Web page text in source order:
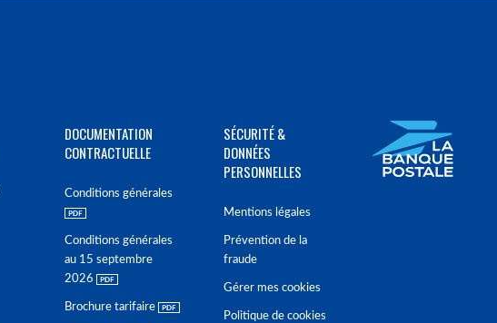
DOCUMENTATION
CONTRACTUELLE
Conditions générales
Conditions générales
au 15 septembre
2026
Brochure tarifaire
SÉCURITÉ &
DONNÉES
PERSONNELLES
Mentions légales
Prévention de la
fraude
Gérer mes cookies
Politique de cookies